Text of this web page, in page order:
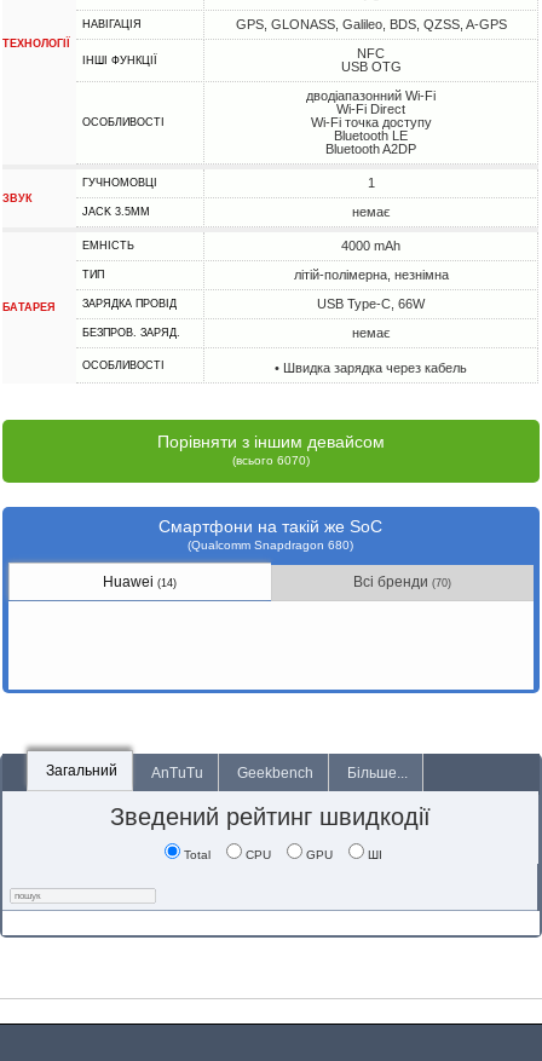
ТЕХНОЛОГІЇ
НАВІГАЦІЯ GPS, GLONASS, Galileo, BDS, QZSS, A-GPS
ІНШІ ФУНКЦІЇ
NFC
USB OTG
ОСОБЛИВОСТІ
дводіапазонний Wi-Fi
Wi-Fi Direct
Wi-Fi точка доступу
Bluetooth LE
Bluetooth A2DP
ЗВУК
ГУЧНОМОВЦІ 1
JACK 3.5MM немає
БАТАРЕЯ
ЕМНІСТЬ 4000 mAh
ТИП літій-полімерна, незнімна
ЗАРЯДКА ПРОВІД USB Type-C, 66W
БЕЗПРОВ. ЗАРЯД. немає
ОСОБЛИВОСТІ • Швидка зарядка через кабель
Порівняти з іншим девайсом
(всього 6070)
Смартфони на такій же SoC
(Qualcomm Snapdragon 680)
Huawei(14) Всі бренди(70)
Загальний AnTuTu Geekbench Більше...
Зведений рейтинг швидкодії
Total CPU GPU ШІ